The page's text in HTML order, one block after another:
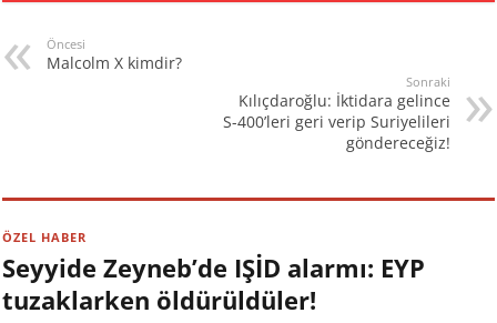
Öncesi
Malcolm X kimdir?
Sonraki
Kılıçdaroğlu: İktidara gelince
S-400’leri geri verip Suriyelileri
göndereceğiz!
ÖZEL HABER
Seyyide Zeyneb’de IŞİD alarmı: EYP
tuzaklarken öldürüldüler!